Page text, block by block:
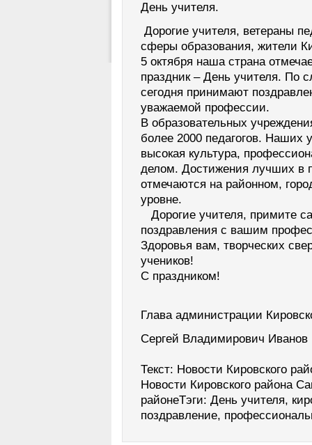
День учителя.
Дорогие учителя, ветераны
сферы образования, жители
5 октября наша страна
праздник – День учителя. По
сегодня принимают
уважаемой профессии.
В образовательных
более 2000 педагогов. Наших
высокая культура,
делом. Достижения лучших в
отмечаются на районном,
уровне.
Дорогие учителя, примите
поздравления с вашим
Здоровья вам, творческих
учеников!
С праздником!
Глава администрации
Сергей Владимирович Иванов
Текст: Новости Кировского
Новости Кировского района
районеТэги: День учителя,
поздравление,